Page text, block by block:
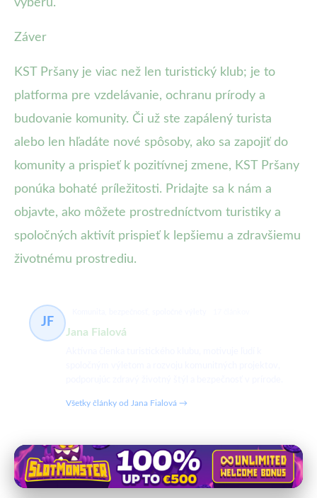
výberu.
Záver
KST Pršany je viac než len turistický klub; je to
platforma pre vzdelávanie, ochranu prírody a
budovanie komunity. Či už ste zapálený turista
alebo len hľadáte nové spôsoby, ako sa zapojiť do
komunity a prispieť k pozitívnej zmene, KST Pršany
ponúka bohaté príležitosti. Pridajte sa k nám a
objavte, ako môžete prostredníctvom turistiky a
spoločných aktivít prispieť k lepšiemu a zdravšiemu
životnému prostrediu.
JF
Jana Fialová
Všetky články od Jana Fialová →